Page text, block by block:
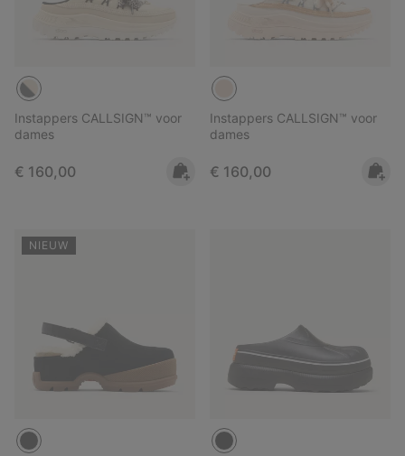
Instappers CALLSIGN™ voor
dames
Regular price:
€ 160,00
Instappers CALLSIGN™ voor
dames
Regular price:
€ 160,00
NIEUW